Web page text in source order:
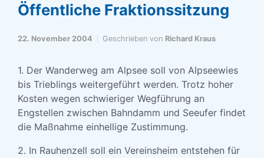
Öffentliche Fraktionssitzung
22. November 2004 Geschrieben von Richard Kraus
1. Der Wanderweg am Alpsee soll von Alpseewies
bis Trieblings weitergeführt werden. Trotz hoher
Kosten wegen schwieriger Wegführung an
Engstellen zwischen Bahndamm und Seeufer findet
die Maßnahme einhellige Zustimmung.
2. In Rauhenzell soll ein Vereinsheim entstehen für